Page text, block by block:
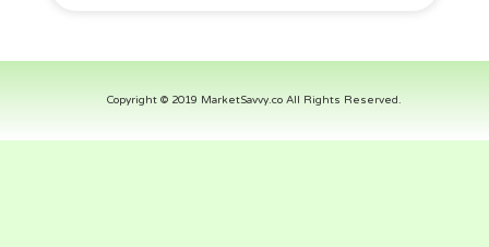
Copyright © 2019 MarketSavvy.co All Rights Reserved.